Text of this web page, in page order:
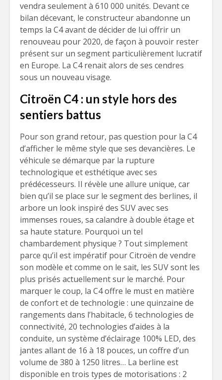
vendra seulement à 610 000 unités. Devant ce
bilan décevant, le constructeur abandonne un
temps la C4 avant de décider de lui offrir un
renouveau pour 2020, de façon à pouvoir rester
présent sur un segment particulièrement lucratif
en Europe. La C4 renait alors de ses cendres
sous un nouveau visage.
Citroën C4 : un style hors des
sentiers battus
Pour son grand retour, pas question pour la C4
d’afficher le même style que ses devancières. Le
véhicule se démarque par la rupture
technologique et esthétique avec ses
prédécesseurs. Il révèle une allure unique, car
bien qu’il se place sur le segment des berlines, il
arbore un look inspiré des SUV avec ses
immenses roues, sa calandre à double étage et
sa haute stature. Pourquoi un tel
chambardement physique ? Tout simplement
parce qu’il est impératif pour Citroën de vendre
son modèle et comme on le sait, les SUV sont les
plus prisés actuellement sur le marché. Pour
marquer le coup, la C4 offre le must en matière
de confort et de technologie : une quinzaine de
rangements dans l’habitacle, 6 technologies de
connectivité, 20 technologies d’aides à la
conduite, un système d’éclairage 100% LED, des
jantes allant de 16 à 18 pouces, un coffre d’un
volume de 380 à 1250 litres… La berline est
disponible en trois types de motorisations : 2